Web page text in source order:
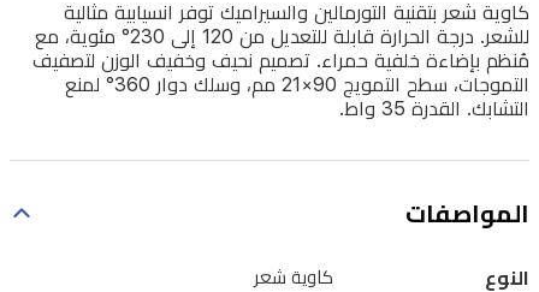
خلفية
حمراء.
تصميم
الوزن
التموجات،
كاوية شعر بتقنية التورمالين والسيراميك توفر انسيابية مثالية
للشعر. درجة الحرارة قابلة للتعديل من 120 إلى 230° مئوية، مع
مُنظم بإضاءة خلفية حمراء. تصميم نحيف وخفيف الوزن لتصفيف
التموجات، سطح التمويج 90×21 مم، وسلك دوار 360° لمنع
التشابك. القدرة 35 واط.
المواصفات
النوع كاوية شعر